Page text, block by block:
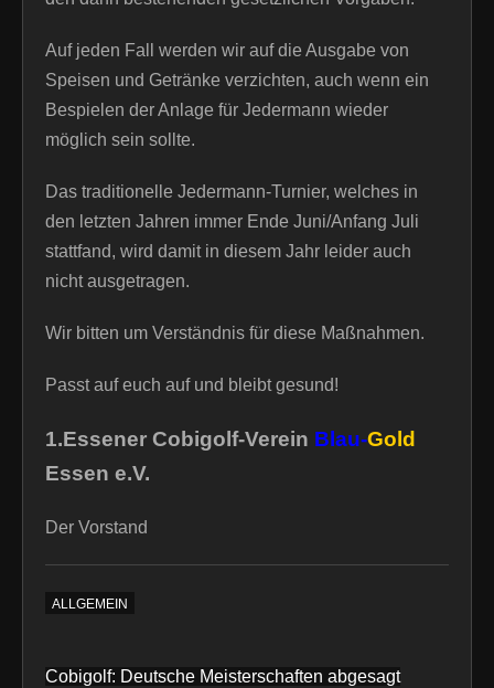
Auf jeden Fall werden wir auf die Ausgabe von
Speisen und Getränke verzichten, auch wenn ein
Bespielen der Anlage für Jedermann wieder
möglich sein sollte.
Das traditionelle Jedermann-Turnier, welches in
den letzten Jahren immer Ende Juni/Anfang Juli
stattfand, wird damit in diesem Jahr leider auch
nicht ausgetragen.
Wir bitten um Verständnis für diese Maßnahmen.
Passt auf euch auf und bleibt gesund!
1.Essener Cobigolf-Verein Blau-Gold
Essen e.V.
Der Vorstand
ALLGEMEIN
Beitragsnavigation
Cobigolf: Deutsche Meisterschaften abgesagt